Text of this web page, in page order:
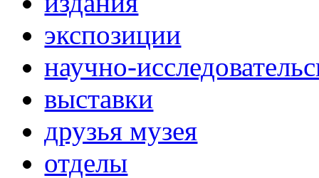
экспозиции
научно-
выставки
друзья музея
отделы